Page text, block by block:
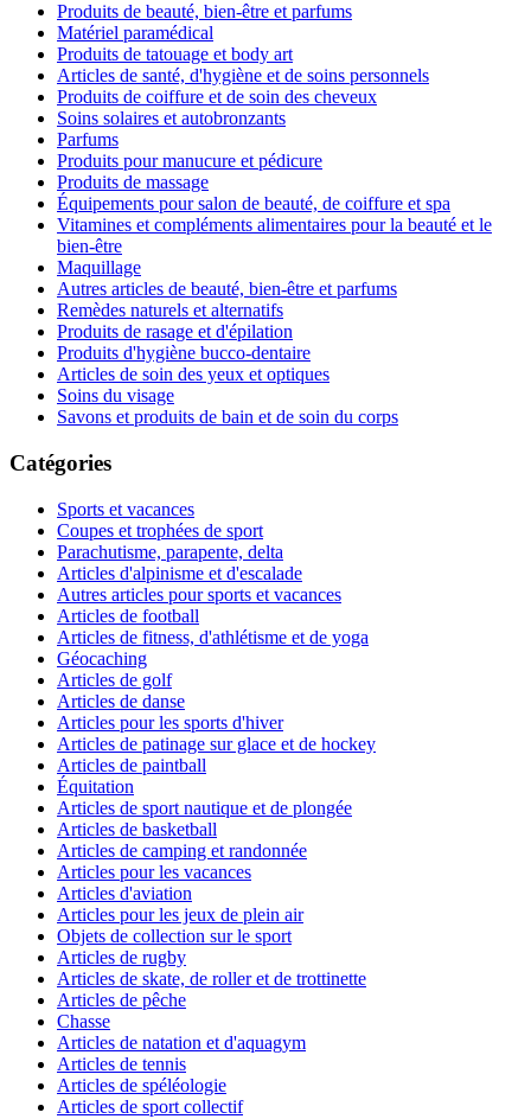
Produits de beauté, bien-être et parfums
Matériel paramédical
Produits de tatouage et body art
Articles de santé, d'hygiène et de soins personnels
Produits de coiffure et de soin des cheveux
Soins solaires et autobronzants
Parfums
Produits pour manucure et pédicure
Produits de massage
Équipements pour salon de beauté, de coiffure et spa
Vitamines et compléments alimentaires pour la beauté et le
bien-être
Maquillage
Autres articles de beauté, bien-être et parfums
Remèdes naturels et alternatifs
Produits de rasage et d'épilation
Produits d'hygiène bucco-dentaire
Articles de soin des yeux et optiques
Soins du visage
Savons et produits de bain et de soin du corps
Catégories
Sports et vacances
Coupes et trophées de sport
Parachutisme, parapente, delta
Articles d'alpinisme et d'escalade
Autres articles pour sports et vacances
Articles de football
Articles de fitness, d'athlétisme et de yoga
Géocaching
Articles de golf
Articles de danse
Articles pour les sports d'hiver
Articles de patinage sur glace et de hockey
Articles de paintball
Équitation
Articles de sport nautique et de plongée
Articles de basketball
Articles de camping et randonnée
Articles pour les vacances
Articles d'aviation
Articles pour les jeux de plein air
Objets de collection sur le sport
Articles de rugby
Articles de skate, de roller et de trottinette
Articles de pêche
Chasse
Articles de natation et d'aquagym
Articles de tennis
Articles de spéléologie
Articles de sport collectif